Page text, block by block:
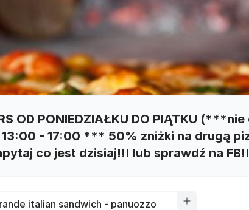
OD PONIEDZIAŁKU DO PIĄTKU
13:00 - 17:00 *** 50% zniżki na drugą
co jest dzisiaj!!! lub sprawdź na
italian sandwich - panuozzo